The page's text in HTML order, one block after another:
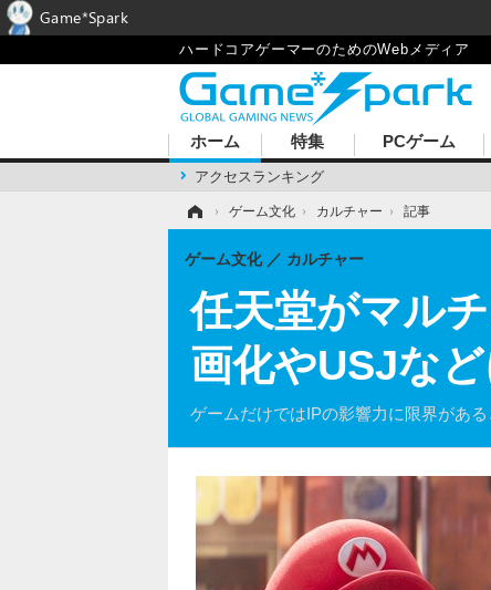
ハードコアゲーマーのためのWebメディア
ホーム
アクセスランキング
特集 PCゲーム
› ゲーム文化 › カルチャー › 記事
任天堂がマル
画化やUSJな
ゲームだけではIPの影響力に限界があ
ゲーム文化 カルチャー
Game*Spark